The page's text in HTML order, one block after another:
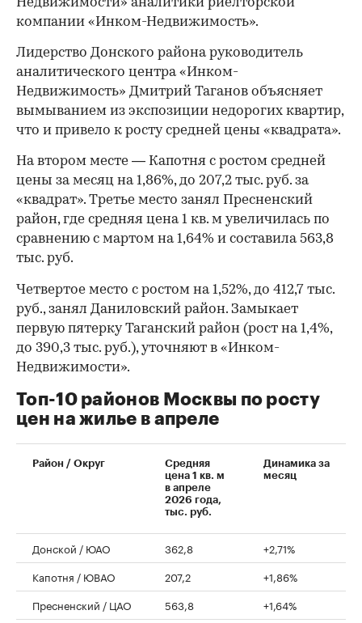
компании «Инком-Недвижимость».
Лидерство Донского района руководитель
аналитического центра «Инком-
Недвижимость» Дмитрий Таганов объясняет
вымыванием из экспозиции недорогих квартир,
что и привело к росту средней цены «квадрата».
На втором месте — Капотня с ростом средней
цены за месяц на 1,86%, до 207,2 тыс. руб. за
«квадрат». Третье место занял Пресненский
район, где средняя цена 1 кв. м увеличилась по
сравнению с мартом на 1,64% и составила 563,8
тыс. руб.
Четвертое место с ростом на 1,52%, до 412,7 тыс.
руб., занял Даниловский район. Замыкает
первую пятерку Таганский район (рост на 1,4%,
до 390,3 тыс. руб.), уточняют в «Инком-
Недвижимости».
Топ-10 районов Москвы по росту
цен на жилье в апреле
Район / Округ
Средняя
цена 1 кв. м
в апреле
2026 года,
тыс. руб.
Динамика за
месяц
Донской / ЮАО 362,8
+2,71%
Капотня / ЮВАО
207,2
+1,86%
Пресненский / ЦАО
563,8
+1,64%